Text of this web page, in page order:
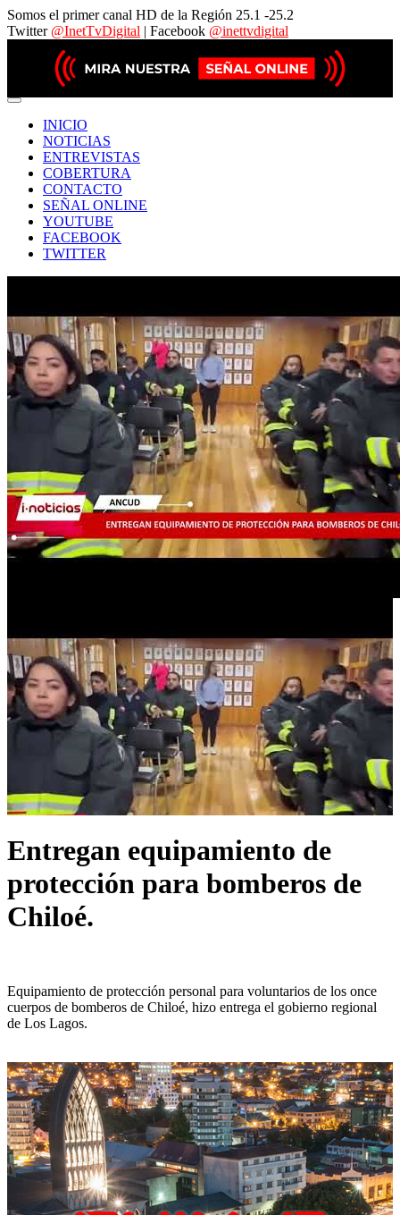
Somos el primer canal HD de la Región 25.1 -25.2
Twitter @InetTvDigital | Facebook @inettvdigital
INICIO
NOTICIAS
ENTREVISTAS
COBERTURA
CONTACTO
SEÑAL ONLINE
YOUTUBE
FACEBOOK
TWITTER
Entregan equipamiento de
protección para bomberos de
Chiloé.
Equipamiento de protección personal para voluntarios de los once
cuerpos de bomberos de Chiloé, hizo entrega el gobierno regional
de Los Lagos.